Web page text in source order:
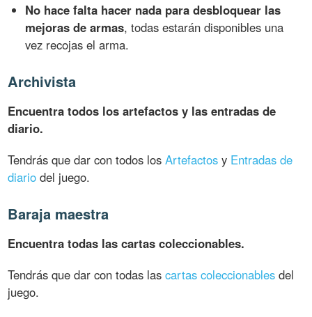
No hace falta hacer nada para desbloquear las
mejoras de armas, todas estarán disponibles una
vez recojas el arma.
Archivista
Encuentra todos los artefactos y las entradas de
diario.
Tendrás que dar con todos losArtefactos y Entradas de
diario del juego.
Baraja maestra
Encuentra todas las cartas coleccionables.
Tendrás que dar con todas lascartas coleccionables del
juego.